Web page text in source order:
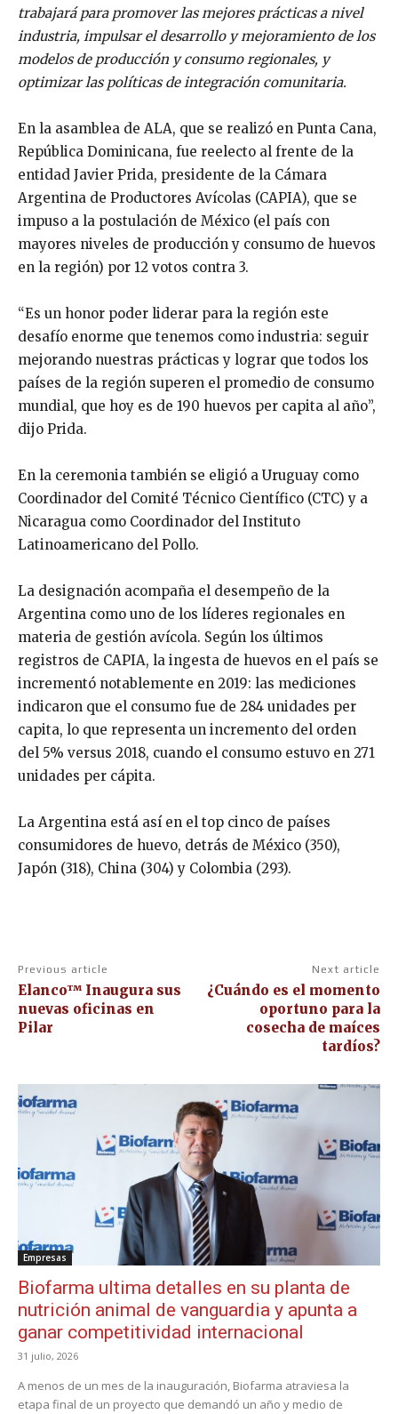
trabajará para promover las mejores prácticas a nivel
industria, impulsar el desarrollo y mejoramiento de los
modelos de producción y consumo regionales, y
optimizar las políticas de integración comunitaria.
En la asamblea de ALA, que se realizó en Punta Cana,
República Dominicana, fue reelecto al frente de la
entidad Javier Prida, presidente de la Cámara
Argentina de Productores Avícolas (CAPIA), que se
impuso a la postulación de México (el país con
mayores niveles de producción y consumo de huevos
en la región) por 12 votos contra 3.
“Es un honor poder liderar para la región este
desafío enorme que tenemos como industria: seguir
mejorando nuestras prácticas y lograr que todos los
países de la región superen el promedio de consumo
mundial, que hoy es de 190 huevos per capita al año”,
dijo Prida.
En la ceremonia también se eligió a Uruguay como
Coordinador del Comité Técnico Científico (CTC) y a
Nicaragua como Coordinador del Instituto
Latinoamericano del Pollo.
La designación acompaña el desempeño de la
Argentina como uno de los líderes regionales en
materia de gestión avícola. Según los últimos
registros de CAPIA, la ingesta de huevos en el país se
incrementó notablemente en 2019: las mediciones
indicaron que el consumo fue de 284 unidades per
capita, lo que representa un incremento del orden
del 5% versus 2018, cuando el consumo estuvo en 271
unidades per cápita.
La Argentina está así en el top cinco de países
consumidores de huevo, detrás de México (350),
Japón (318), China (304) y Colombia (293).
Previous article
Elanco™ Inaugura sus
nuevas oficinas en
Pilar
Next article
¿Cuándo es el momento
oportuno para la
cosecha de maíces
tardíos?
Empresas
Biofarma ultima detalles en su planta de
nutrición animal de vanguardia y apunta a
ganar competitividad internacional
31 julio, 2026
A menos de un mes de la inauguración, Biofarma atraviesa la
etapa final de un proyecto que demandó un año y medio de